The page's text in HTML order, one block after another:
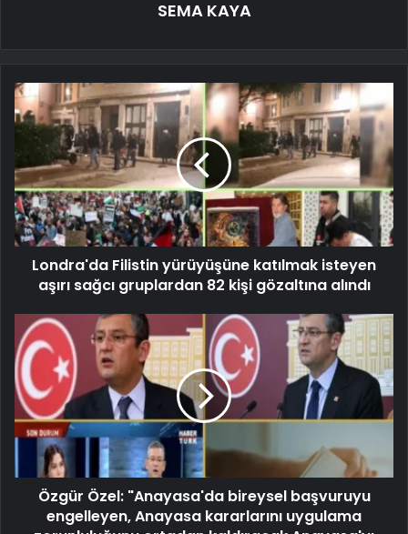
SEMA KAYA
Londra'da Filistin yürüyüşüne katılmak isteyen
aşırı sağcı gruplardan 82 kişi gözaltına alındı
Özgür Özel: "Anayasa'da bireysel başvuruyu
engelleyen, Anayasa kararlarını uygulama